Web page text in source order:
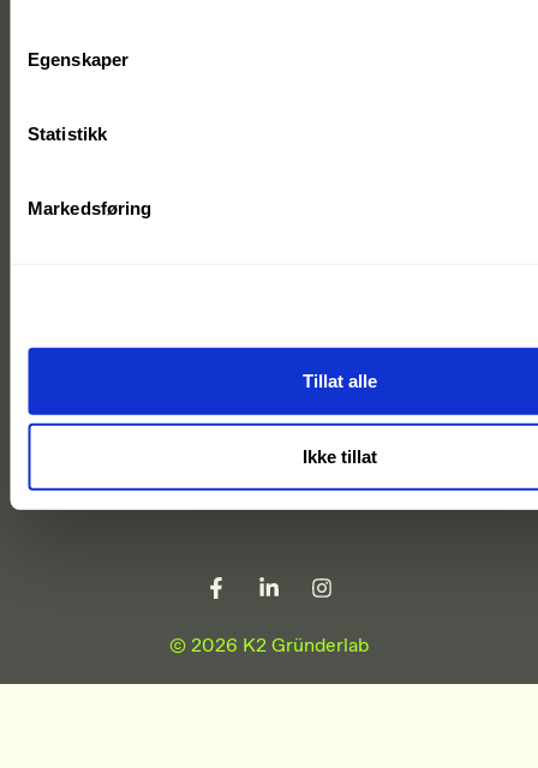
Egenskaper
Statistikk
Markedsføring
Tillat alle
Ikke tillat
© 2026 K2 Gründerlab